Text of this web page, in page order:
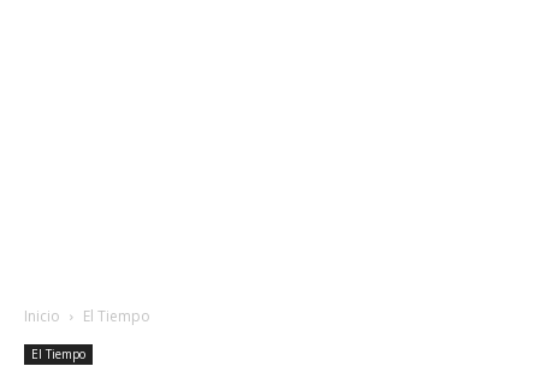
Inicio El Tiempo
El Tiempo